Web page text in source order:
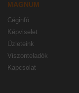
MAGNUM
Céginfó
Képviselet
Üzleteink
Viszonteladók
Kapcsolat